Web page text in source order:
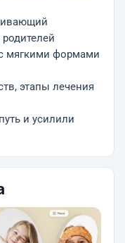
мягкими формами
этапы лечения
и усилили